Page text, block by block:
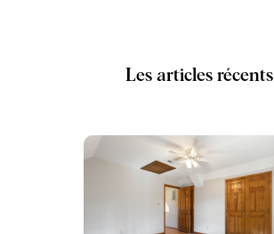
Les articles récents